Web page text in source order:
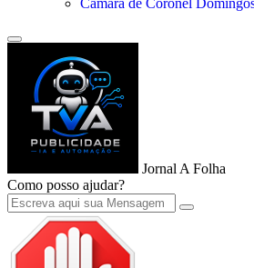
Câmara de Coronel
Jornal A Folha
Como posso ajudar?